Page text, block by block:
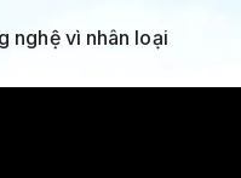
nghệ vì nhân loại